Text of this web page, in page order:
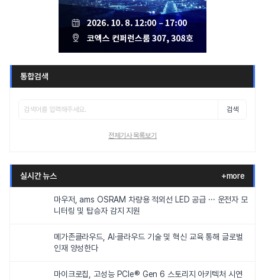
통합검색
검색
전체기사 목록보기
실시간 뉴스 +more
마우저, ams OSRAM 차량용 적외선 LED 공급 ··· 운전자 모
니터링 및 탑승자 감지 지원
메가존클라우드, AI·클라우드 기술 및 혁신 교육 통해 글로벌
인재 양성한다
마이크로칩, 고성능 PCIe® Gen 6 스토리지 아키텍처 시연